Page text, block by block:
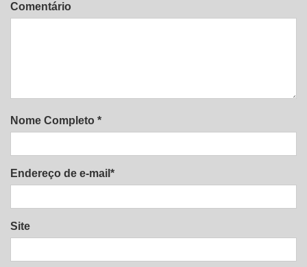
Comentário
Nome Completo *
Endereço de e-mail*
Site